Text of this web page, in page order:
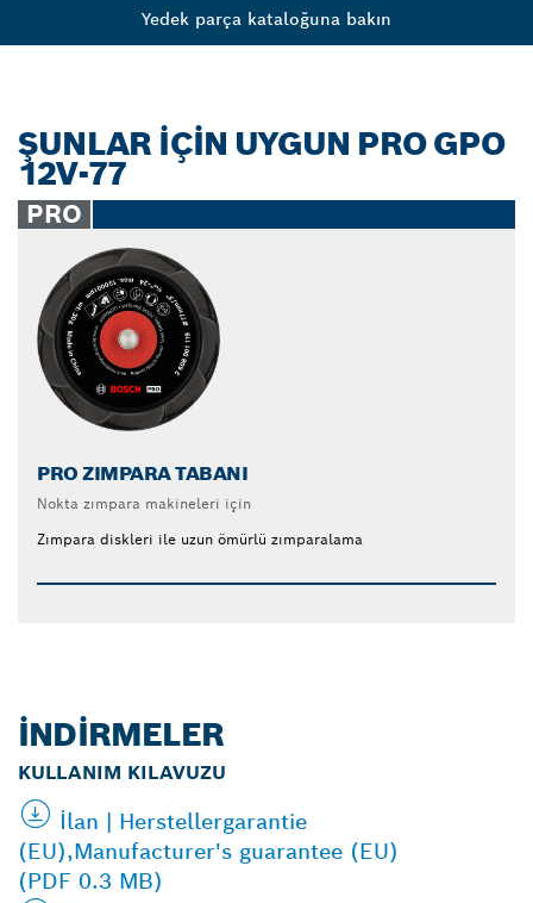
Yedek parça kataloğuna bakın
ŞUNLAR İÇİN UYGUN PRO GPO
12V-77
PRO
PRO ZIMPARA TABANI
Nokta zımpara makineleri için
Zımpara diskleri ile uzun ömürlü zımparalama
İNDIRMELER
KULLANIM KILAVUZU
İlan | Herstellergarantie
(EU),Manufacturer's guarantee (EU)
(PDF 0.3 MB)